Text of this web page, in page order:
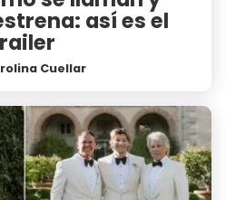
así es el
Cuellar